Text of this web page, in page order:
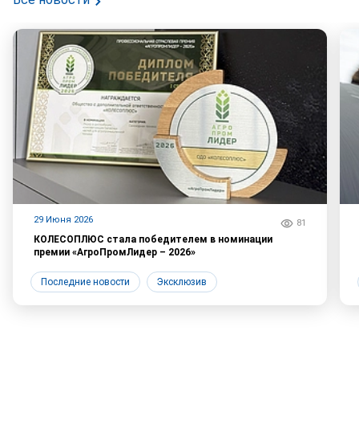
29 Июня 2026 81
КОЛЕСОПЛЮС стала победителем в номинации
премии «АгроПромЛидер – 2026»
Последние новости Эксклюзив